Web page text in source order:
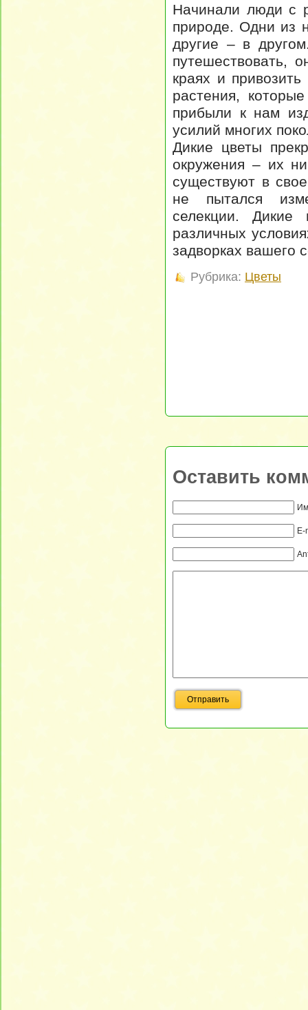
Начинали люди с
природе. Одни из
другие – в
путешествовать,
краях и
растения,
прибыли к нам
усилий многих
Дикие цветы
окружения – их
существуют в
не пытался
селекции.
различных
задворках вашего
Рубрика: Цветы
Оставить
E-